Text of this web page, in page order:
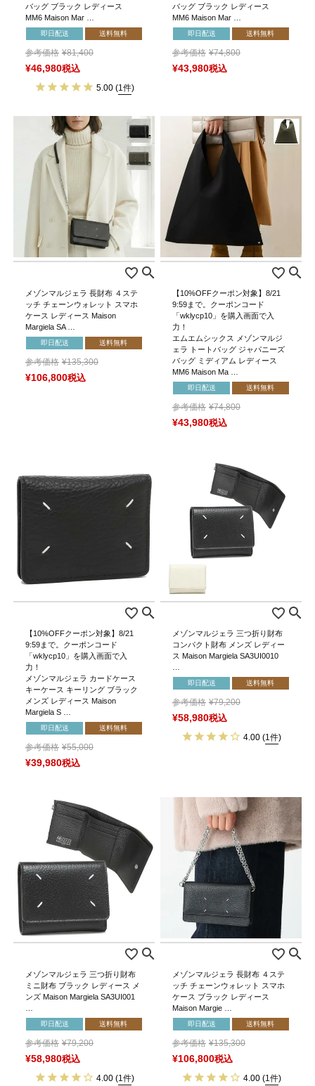
バッグ ブラック レディース
MM6 Maison Mar …
即日配送 送料無料
参考価格 ¥81,400
¥46,980税込
5.00 (1件)
バッグ ブラック レディース
MM6 Maison Mar …
即日配送 送料無料
参考価格 ¥74,800
¥43,980税込
メゾンマルジェラ 長財布 ４ステ
ッチ チェーンウォレット スマホ
ケース レディース Maison
Margiela SA …
即日配送 送料無料
参考価格 ¥135,300
¥106,800税込
【10%OFFクーポン対象】8/21
9:59まで。クーポンコード
「wklycp10」を購入画面で入
力！
エムエムシックス メゾンマルジ
ェラ トートバッグ ジャパニーズ
バッグ ミディアム レディース
MM6 Maison Ma …
即日配送 送料無料
参考価格 ¥74,800
¥43,980税込
【10%OFFクーポン対象】8/21
9:59まで。クーポンコード
「wklycp10」を購入画面で入
力！
メゾンマルジェラ カードケース
キーケース キーリング ブラック
メンズ レディース Maison
Margiela S …
即日配送 送料無料
参考価格 ¥55,000
¥39,980税込
メゾンマルジェラ 三つ折り財布
コンパクト財布 メンズ レディー
ス Maison Margiela SA3UI0010
即日配送 送料無料
参考価格 ¥79,200
¥58,980税込
4.00 (1件)
メゾンマルジェラ 三つ折り財布
ミニ財布 ブラック レディース メ
ンズ Maison Margiela SA3UI001
即日配送 送料無料
参考価格 ¥79,200
¥58,980税込
4.00 (1件)
メゾンマルジェラ 長財布 ４ステ
ッチ チェーンウォレット スマホ
ケース ブラック レディース
Maison Margie …
即日配送 送料無料
参考価格 ¥135,300
¥106,800税込
4.00 (1件)